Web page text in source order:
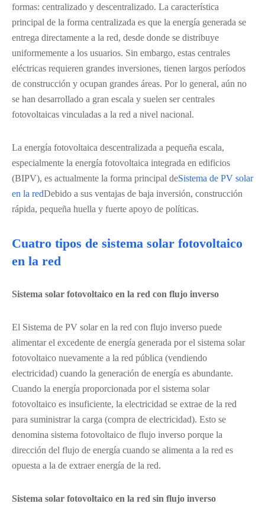
formas: centralizado y descentralizado. La característica
principal de la forma centralizada es que la energía generada se
entrega directamente a la red, desde donde se distribuye
uniformemente a los usuarios. Sin embargo, estas centrales
eléctricas requieren grandes inversiones, tienen largos períodos
de construcción y ocupan grandes áreas. Por lo general, aún no
se han desarrollado a gran escala y suelen ser centrales
fotovoltaicas vinculadas a la red a nivel nacional.
La energía fotovoltaica descentralizada a pequeña escala,
especialmente la energía fotovoltaica integrada en edificios
(BIPV), es actualmente la forma principal deSistema de PV solar
en la redDebido a sus ventajas de baja inversión, construcción
rápida, pequeña huella y fuerte apoyo de políticas.
Cuatro tipos de sistema solar fotovoltaico
en la red
Sistema solar fotovoltaico en la red con flujo inverso
El Sistema de PV solar en la red con flujo inverso puede
alimentar el excedente de energía generada por el sistema solar
fotovoltaico nuevamente a la red pública (vendiendo
electricidad) cuando la generación de energía es abundante.
Cuando la energía proporcionada por el sistema solar
fotovoltaico es insuficiente, la electricidad se extrae de la red
para suministrar la carga (compra de electricidad). Esto se
denomina sistema fotovoltaico de flujo inverso porque la
dirección del flujo de energía cuando se alimenta a la red es
opuesta a la de extraer energía de la red.
Sistema solar fotovoltaico en la red sin flujo inverso